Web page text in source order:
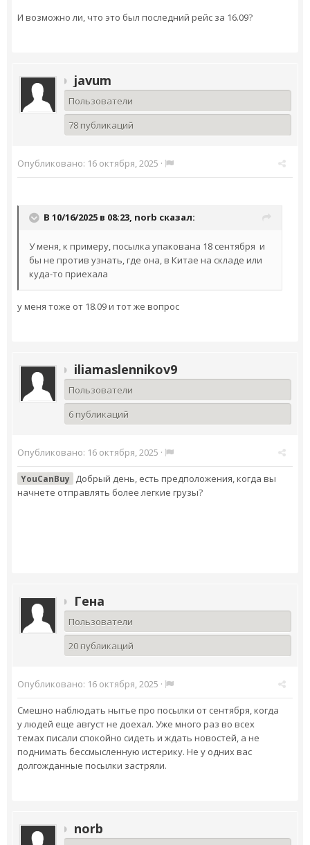
И возможно ли, что это был последний рейс за 16.09?
javum
Пользователи
78 публикаций
Опубликовано: 16 октября, 2025 ·
В 10/16/2025 в 08:23, norb сказал:
У меня, к примеру, посылка упакована 18 сентября и
бы не против узнать, где она, в Китае на складе или
куда-то приехала
у меня тоже от 18.09 и тот же вопрос
iliamaslennikov9
Пользователи
6 публикаций
Опубликовано: 16 октября, 2025 ·
YouCanBuy
Добрый день, есть предположения, когда вы
начнете отправлять более легкие грузы?
Гена
Пользователи
20 публикаций
Опубликовано: 16 октября, 2025 ·
Смешно наблюдать нытье про посылки от сентября, когда
у людей еще август не доехал. Уже много раз во всех
темах писали спокойно сидеть и ждать новостей, а не
поднимать бессмысленную истерику. Не у одних вас
долгожданные посылки застряли.
norb